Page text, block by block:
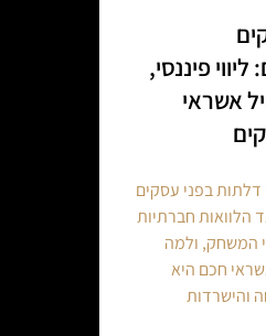
פיננסי,
אשראי
דלתות בפני עסקים
הלוואות חברתיות
המשחק, ולמה
חכם היא
והישרדות